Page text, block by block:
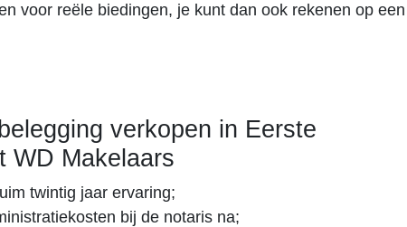
voor reële biedingen, je kunt dan ook rekenen op een
verkopen in Eerste
WD Makelaars
twintig jaar ervaring;
bij de notaris na;